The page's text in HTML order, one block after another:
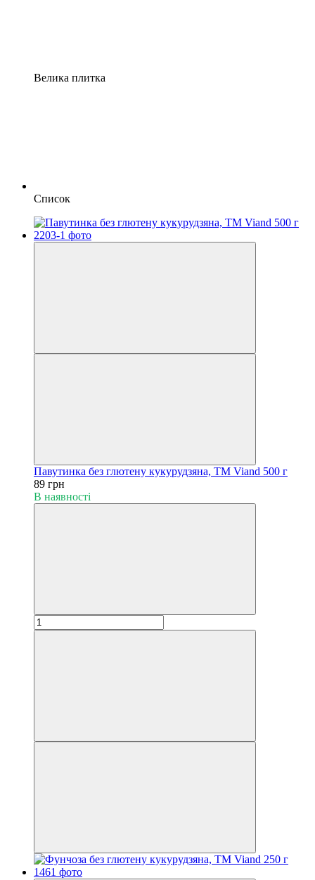
Велика плитка
Список
Павутинка без глютену кукурудзяна, ТМ Viand 500 г
89 грн
В наявності